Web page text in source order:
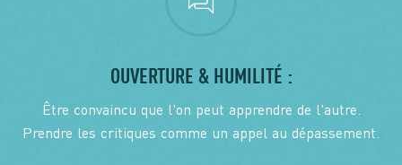
OUVERTURE & HUMILITÉ :
Être convaincu que l'on peut apprendre de l'autre.
Prendre les critiques comme un appel au dépassement.